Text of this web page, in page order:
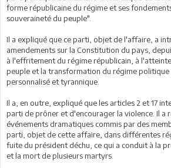
forme républicaine du régime et ses
souveraineté du peuple".
Il a expliqué que ce parti, objet de l'affaire, a
amendements sur la Constitution du pays,
à l'effritement du régime républicain, à
peuple et la transformation du régime politique
personnalisé et tyrannique.
Il a, en outre, expliqué que les articles 2 et 17
parti de prôner et d'encourager la violence. Il a
événements dramatiques commis par des
parti, objet de cette affaire, dans différentes
fuite du président déchu, ce qui a conduit à la
et la mort de plusieurs martyrs.